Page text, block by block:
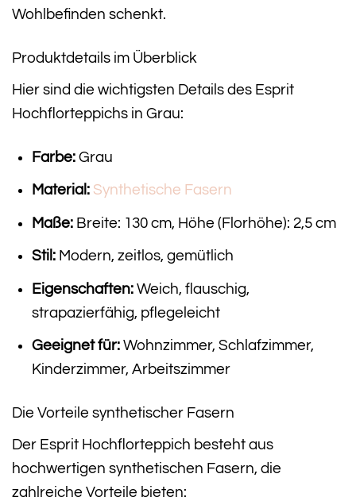
Wohlbefinden schenkt.
Produktdetails im Überblick
Hier sind die wichtigsten Details des Esprit
Hochflorteppichs in Grau:
Farbe:Grau
Material: Synthetische Fasern
Maße:Breite: 130 cm, Höhe (Florhöhe): 2,5 cm
Stil:Modern, zeitlos, gemütlich
Eigenschaften:Weich, flauschig,
strapazierfähig, pflegeleicht
Geeignet für:Wohnzimmer, Schlafzimmer,
Kinderzimmer, Arbeitszimmer
Die Vorteile synthetischer Fasern
Der Esprit Hochflorteppich besteht aus
hochwertigen synthetischen Fasern, die
zahlreiche Vorteile bieten: